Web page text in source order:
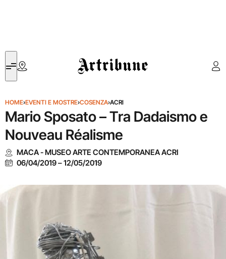
Artribune
HOME›EVENTI E MOSTRE›COSENZA›ACRI
Mario Sposato – Tra Dadaismo e
Nouveau Réalisme
MACA - MUSEO ARTE CONTEMPORANEA ACRI
06/04/2019–12/05/2019